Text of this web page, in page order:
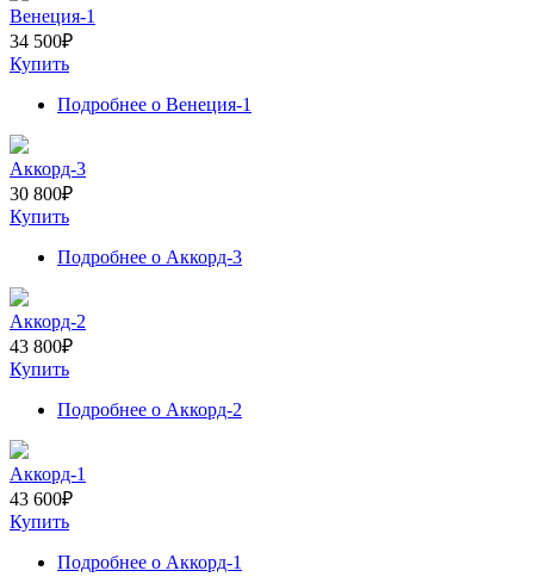
Венеция-1
34 500₽
Купить
Подробнее о Венеция-1
Аккорд-3
30 800₽
Купить
Подробнее о Аккорд-3
Аккорд-2
43 800₽
Купить
Подробнее о Аккорд-2
Аккорд-1
43 600₽
Купить
Подробнее о Аккорд-1